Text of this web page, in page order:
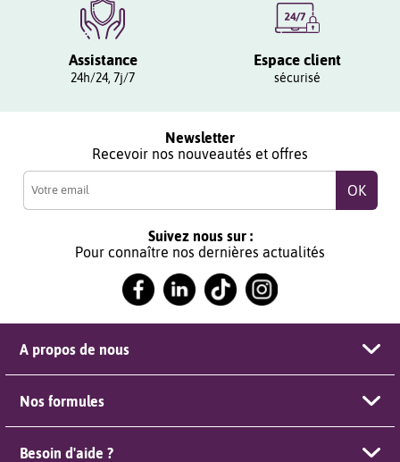
Assistance
24h/24, 7j/7
Espace client
sécurisé
Newsletter
Recevoir nos nouveautés et offres
Suivez nous sur :
Pour connaître nos dernières actualités
A propos de nous
Nos formules
Besoin d'aide ?